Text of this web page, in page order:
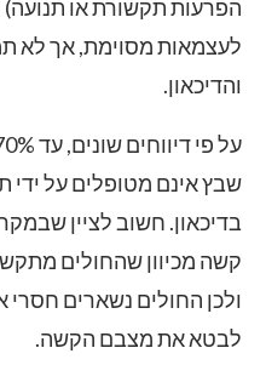
הפרעות תקשורת או תנועה)
לעצמאות מסוימת, אך לא
והדיכאון.
שבץ אינם מטופלים על ידי
בדיכאון. חשוב לציין
קשה מכיוון שהחולים
ולכן החולים נשארים חסרי
לבטא את מצבם הקשה.